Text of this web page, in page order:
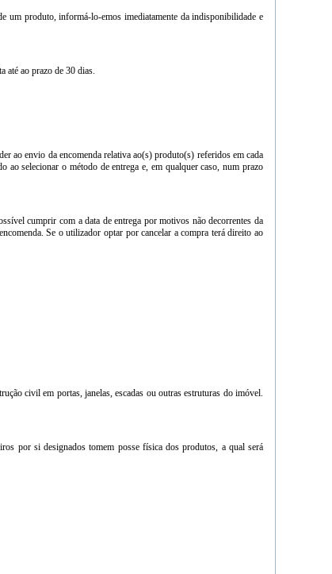
um produto, informá-lo-emos imediatamente da indisponibilidade e
até ao prazo de 30 dias.
ao envio da encomenda relativa ao(s) produto(s) referidos em cada
ao selecionar o método de entrega e, em qualquer caso, num prazo
cumprir com a data de entrega por motivos não decorrentes da
Se o utilizador optar por cancelar a compra terá direito ao
civil em portas, janelas, escadas ou outras estruturas do imóvel.
por si designados tomem posse física dos produtos, a qual será